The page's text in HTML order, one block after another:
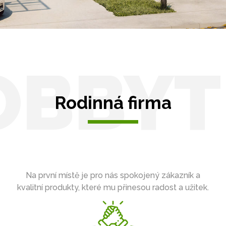
Rodinná firma
Na první místě je pro nás spokojený zákazník a
kvalitní produkty, které mu přinesou radost a užitek.